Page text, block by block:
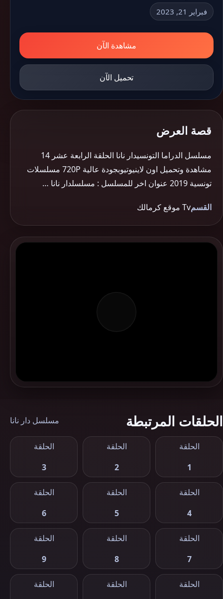
فبراير 21, 2023
مشاهدة الآن
تحميل الآن
قصة العرض
مسلسل الدراما التونسيدار نانا الحلقة الرابعة عشر 14
مشاهدة وتحميل اون لاينيوتيوبجودة عالية 720P مسلسلات
تونسية 2019 عنوان اخر للمسلسل : مسلسلدار نانا …
القسمTv موقع كرمالك
الحلقات المرتبطة مسلسل دار نانا
الحلقة
1
الحلقة
2
الحلقة
3
الحلقة
4
الحلقة
5
الحلقة
6
الحلقة
7
الحلقة
8
الحلقة
9
الحلقة
الحلقة
الحلقة